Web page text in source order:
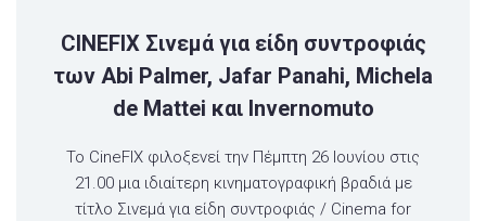
CINEFIX Σινεμά για είδη συντροφιάς
των Abi Palmer, Jafar Panahi, Michela
de Mattei και Invernomuto
Το CineFIX φιλοξενεί την Πέμπτη 26 Ιουνίου στις
21.00 μια ιδιαίτερη κινηματογραφική βραδιά με
τίτλο Σινεμά για είδη συντροφιάς / Cinema for